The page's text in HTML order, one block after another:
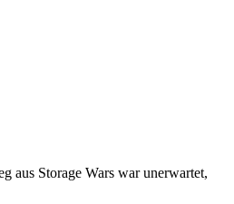
aus Storage Wars war unerwartet,